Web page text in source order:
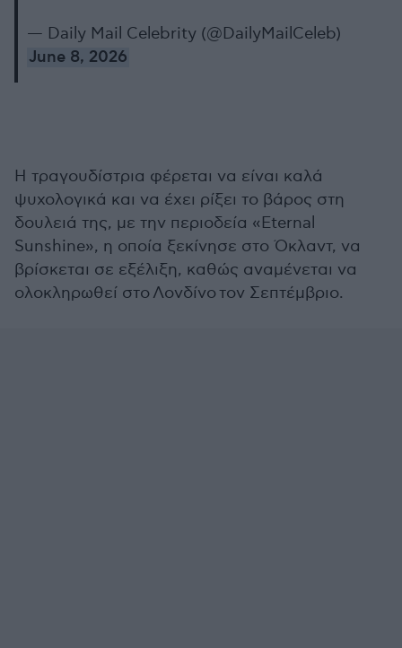
— Daily Mail Celebrity (@DailyMailCeleb)
June 8, 2026
Η τραγουδίστρια φέρεται να είναι καλά
ψυχολογικά και να έχει ρίξει το βάρος στη
δουλειά της, με την περιοδεία «Eternal
Sunshine», η οποία ξεκίνησε στο Όκλαντ, να
βρίσκεται σε εξέλιξη, καθώς αναμένεται να
ολοκληρωθεί στο Λονδίνο τον Σεπτέμβριο.